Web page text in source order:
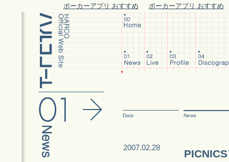
ポーカーアプリ おすすめ ポーカーアプリ おすすめ
Date News
2007.02.28